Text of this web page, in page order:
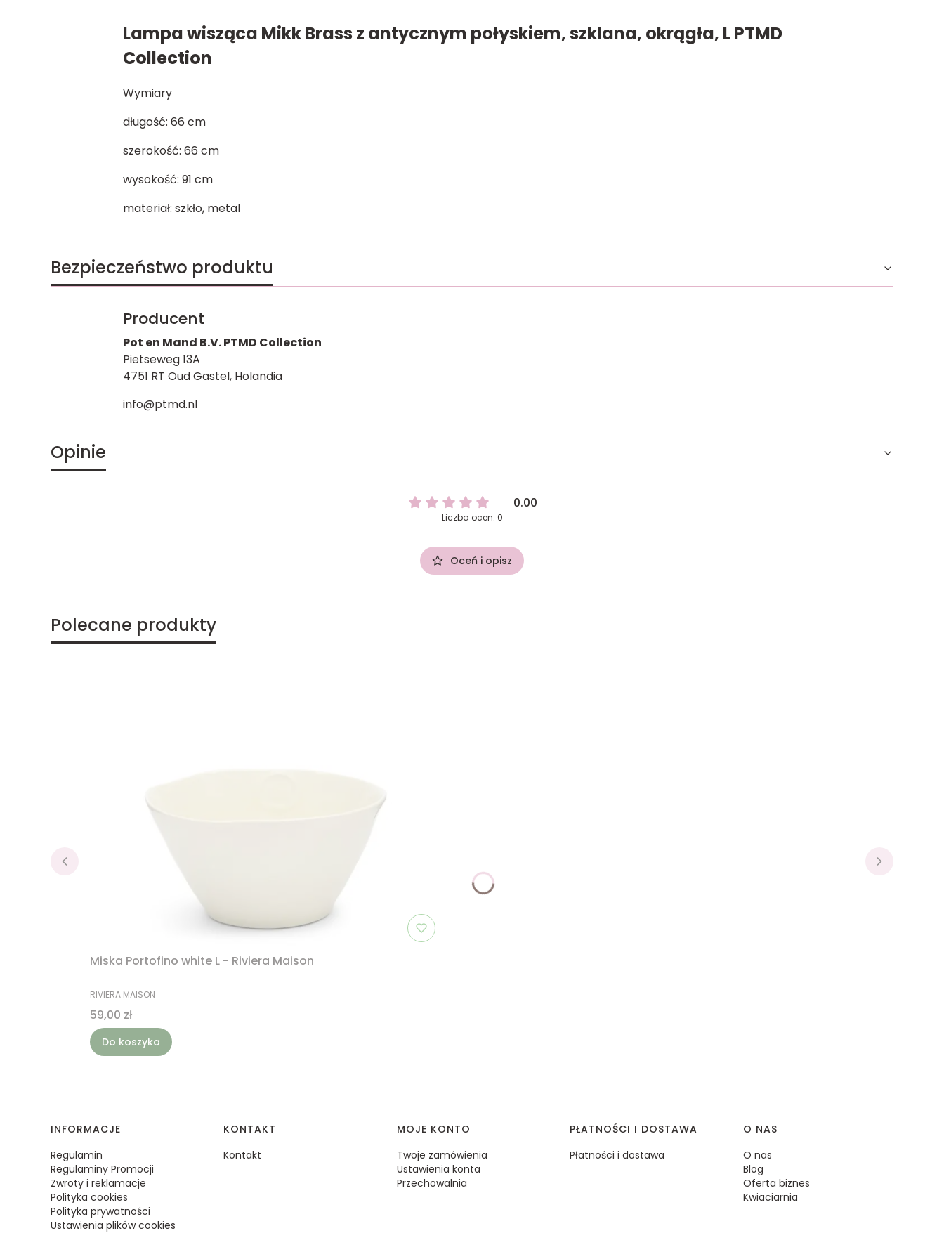
Lampa wisząca Mikk Brass z antycznym połyskiem, szklana, okrągła, L PTMD
Collection
Wymiary
długość: 66 cm
szerokość: 66 cm
wysokość: 91 cm
materiał: szkło, metal
Bezpieczeństwo produktu
Producent
Pot en Mand B.V. PTMD Collection
Pietseweg 13A
4751 RT Oud Gastel, Holandia
info@ptmd.nl
Opinie
0.00
Liczba ocen: 0
Oceń i opisz
Polecane produkty
Miska Portofino white L - Riviera Maison
PRODUCENT
RIVIERA MAISON
Cena
59,00 zł
Do koszyka
Linki w stopce
INFORMACJE
Regulamin
Regulaminy Promocji
Zwroty i reklamacje
Polityka cookies
Polityka prywatności
Ustawienia plików cookies
KONTAKT
Kontakt
MOJE KONTO
Twoje zamówienia
Ustawienia konta
Przechowalnia
PŁATNOŚCI I DOSTAWA
Płatności i dostawa
O NAS
O nas
Blog
Oferta biznes
Kwiaciarnia